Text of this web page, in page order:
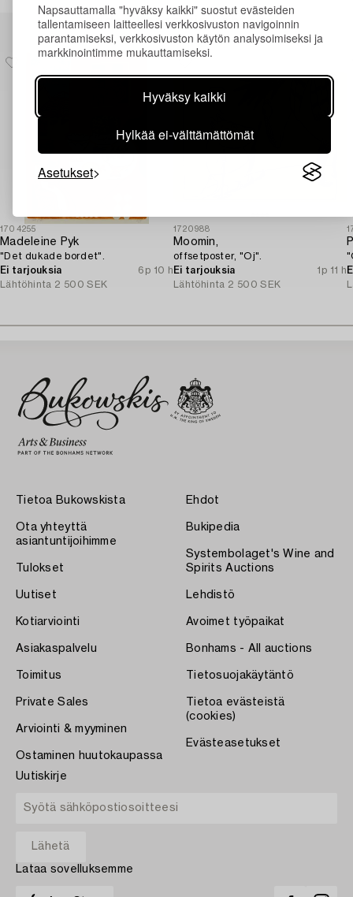
Napsauttamalla "hyväksy kaikki" suostut evästeiden
tallentamiseen laitteellesi verkkosivuston navigoinnin
parantamiseksi, verkkosivuston käytön analysoimiseksi ja
markkinointimme mukauttamiseksi.
Hyväksy kaikki
Hylkää ei-välttämättömät
Asetukset
Muiden katsomia kohteita
1704255
Madeleine Pyk
"Det dukade bordet".
Ei tarjouksia
6p 10 h
Lähtöhinta 2 500 SEK
1720988
Moomin,
offsetposter, "Oj".
Ei tarjouksia
1p 11 h
Lähtöhinta 2 500 SEK
Tietoa Bukowskista
Ota yhteyttä
asiantuntijoihimme
Tulokset
Uutiset
Kotiarviointi
Asiakaspalvelu
Toimitus
Private Sales
Arviointi & myyminen
Ostaminen huutokaupassa
Ehdot
Bukipedia
Systembolaget's Wine and
Spirits Auctions
Lehdistö
Avoimet työpaikat
Bonhams - All auctions
Tietosuojakäytäntö
Tietoa evästeistä
(cookies)
Evästeasetukset
Uutiskirje
Lataa sovelluksemme